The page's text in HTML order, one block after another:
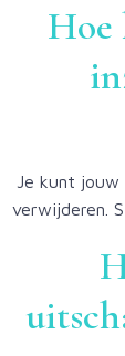
Hoe
Je kunt jouw
verwijderen.